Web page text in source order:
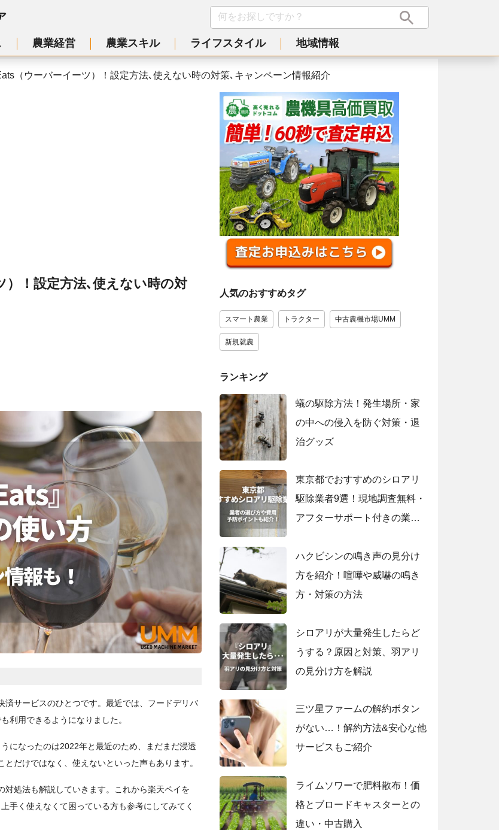
農業経営 農業スキル ライフスタイル 地域情報
（ウーバーイーツ）！設定方法､使えない時の対策､キャンペーン情報紹介
！設定方法､使えない時の対
サービスのひとつです。最近では、フードデリバ
利用できるようになりました。
になったのは2022年と最近のため、まだまだ浸透
だけではなく、使えないといった声もあります。
処法も解説していきます。これから楽天ペイを
手く使えなくて困っている方も参考にしてみてく
人気のおすすめタグ
スマート農業 トラクター 中古農機市場UMM
新規就農
ランキング
蟻の駆除方法！発生場所・家
の中への侵入を防ぐ対策・退
治グッズ
東京都でおすすめのシロアリ
駆除業者9選！現地調査無料・
アフターサポート付きの業者
ハクビシンの鳴き声の見分け
方を紹介！喧嘩や威嚇の鳴き
方・対策の方法
シロアリが大量発生したらど
うする？原因と対策、羽アリ
の見分け方を解説
三ツ星ファームの解約ボタン
がない…！解約方法&安心な他
サービスもご紹介
ライムソワーで肥料散布！価
格とブロードキャスターとの
違い・中古購入